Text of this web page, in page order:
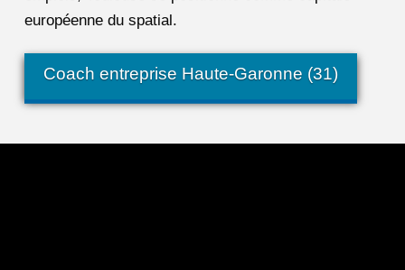
européenne du spatial.
Coach entreprise Haute-Garonne (31)